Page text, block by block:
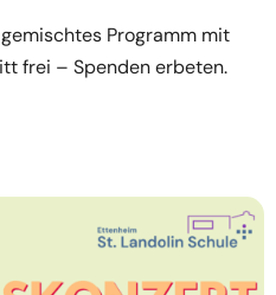
Programm mit
frei – Spenden erbeten.